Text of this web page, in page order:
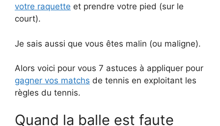
votre raquette et prendre votre pied (sur le
court).
Je sais aussi que vous êtes malin (ou maligne).
Alors voici pour vous 7 astuces à appliquer pour
gagner vos matchs de tennis en exploitant les
règles du tennis.
Quand la balle est faute